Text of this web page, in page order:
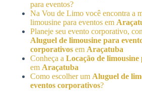
para eventos?
Na Vou de Limo você encontra a
limousine para eventos em
Planeje seu evento corporativo,
Aluguel de limousine para
corporativos em Araçatuba
Conheça a Locação de limousine
em Araçatuba
Como escolher um Aluguel de
eventos corporativos?